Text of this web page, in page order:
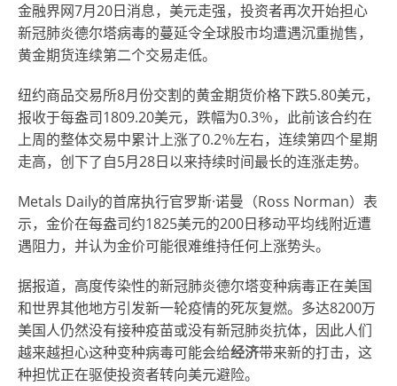
金融界网7月20日消息，美元走强，投资者再次开始担心
新冠肺炎德尔塔病毒的蔓延令全球股市均遭遇沉重抛售，
黄金期货连续第二个交易走低。
纽约商品交易所8月份交割的黄金期货价格下跌5.80美元，
报收于每盎司1809.20美元，跌幅为0.3％，此前该合约在
上周的整体交易中累计上涨了0.2％左右，连续第四个星期
走高，创下了自5月28日以来持续时间最长的连涨走势。
Metals Daily的首席执行官罗斯·诺曼（Ross Norman）表
示，金价在每盎司约1825美元的200日移动平均线附近遭
遇阻力，并认为金价可能很难维持任何上涨势头。
据报道，高度传染性的新冠肺炎德尔塔变种病毒正在美国
和世界其他地方引发新一轮疫情的死灰复燃。多达8200万
美国人仍然没有接种疫苗或没有新冠肺炎抗体，因此人们
越来越担心这种变种病毒可能会给经济带来新的打击，这
种担忧正在驱使投资者转向美元避险。